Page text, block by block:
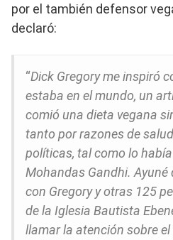
por el también defensor
declaró:
“Dick Gregory me inspiró
estaba en el mundo, un
comió una dieta vegana
tanto por razones de
políticas, tal como lo
Mohandas Gandhi.
con Gregory y otras 125
de la Iglesia Bautista
llamar la atención sobre